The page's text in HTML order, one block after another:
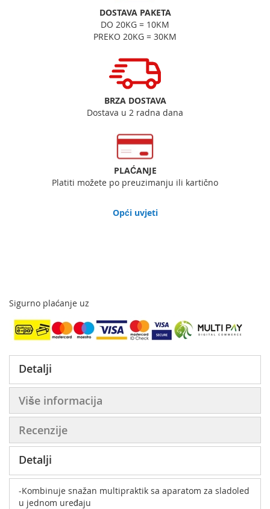
DOSTAVA PAKETA
DO 20KG = 10KM
PREKO 20KG = 30KM
BRZA DOSTAVA
Dostava u 2 radna dana
PLAĆANJE
Platiti možete po preuzimanju ili kartično
Opći uvjeti
Sigurno plaćanje uz
Detalji
Više informacija
Recenzije
Detalji
-Kombinuje snažan multipraktik sa aparatom za sladoled
u jednom uređaju